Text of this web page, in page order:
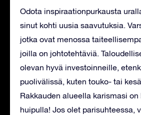
Odota inspiraationpurkausta
sinut kohti uusia saavutuksia.
jotka ovat menossa
joilla on johtotehtäviä.
olevan hyvä investoinneille,
puolivälissä, kuten touko- tai
Rakkauden alueella karismasi
huipulla! Jos olet parisuhteessa,